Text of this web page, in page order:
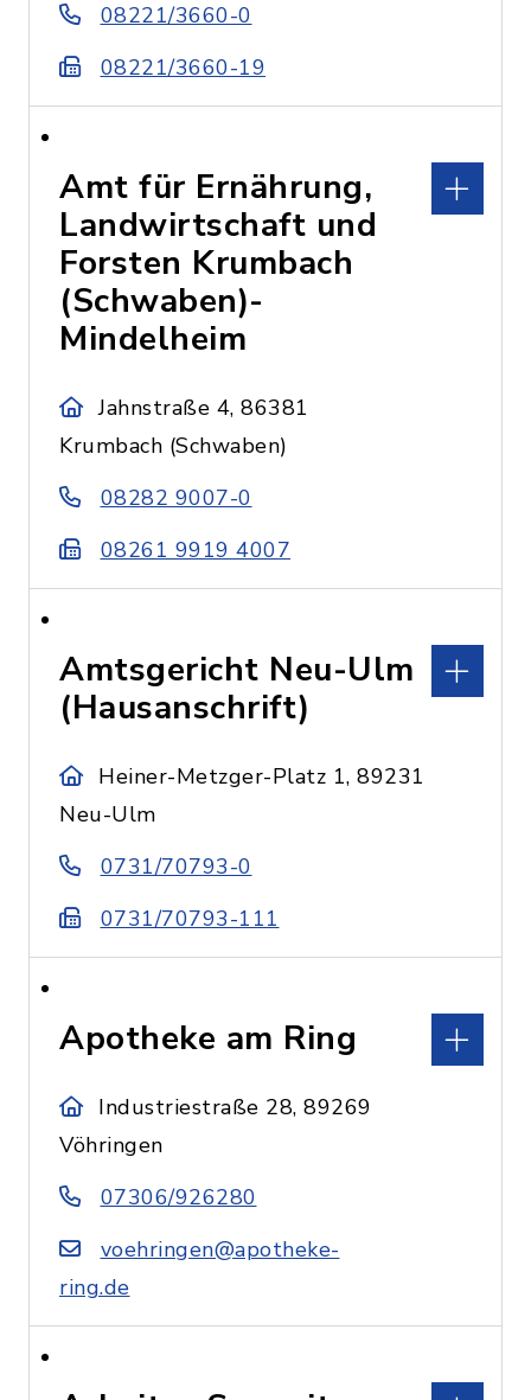
08221/3660-0
08221/3660-19
Amt für Ernährung,
Landwirtschaft und
Forsten Krumbach
(Schwaben)-
Mindelheim
Jahnstraße 4, 86381
Krumbach (Schwaben)
08282 9007-0
08261 9919 4007
Amtsgericht Neu-Ulm
(Hausanschrift)
Heiner-Metzger-Platz 1, 89231
Neu-Ulm
0731/70793-0
0731/70793-111
Apotheke am Ring
Industriestraße 28, 89269
Vöhringen
07306/926280
voehringen@apotheke-
ring.de